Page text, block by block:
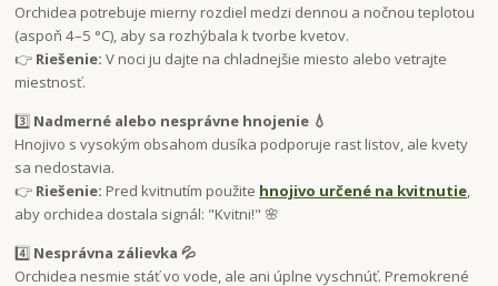
Orchidea potrebuje mierny rozdiel medzi dennou a nočnou teplotou
(aspoň 4–5 °C), aby sa rozhýbala k tvorbe kvetov.
👉 Riešenie: V noci ju dajte na chladnejšie miesto alebo vetrajte
miestnosť.
3️⃣ Nadmerné alebo nesprávne hnojenie 💧
Hnojivo s vysokým obsahom dusíka podporuje rast listov, ale kvety
sa nedostavia.
👉 Riešenie: Pred kvitnutím použite hnojivo určené na kvitnutie
aby orchidea dostala signál: "Kvitni!" 🌸
4️⃣ Nesprávna zálievka 💦
Orchidea nesmie stáť vo vode, ale ani úplne vyschnúť. Premokrené